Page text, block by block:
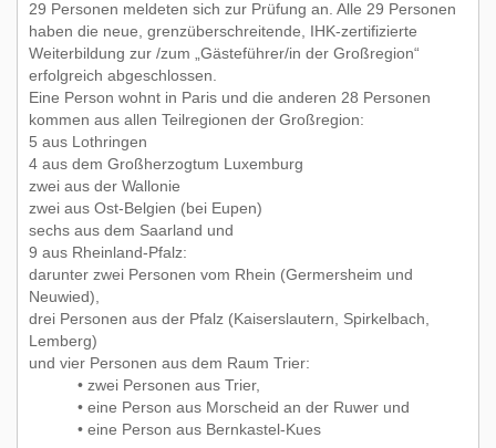
29 Personen meldeten sich zur Prüfung an. Alle 29 Personen
haben die neue, grenzüberschreitende, IHK-zertifizierte
Weiterbildung zur /zum „Gästeführer/in der Großregion“
erfolgreich abgeschlossen.
Eine Person wohnt in Paris und die anderen 28 Personen
kommen aus allen Teilregionen der Großregion:
5 aus Lothringen
4 aus dem Großherzogtum Luxemburg
zwei aus der Wallonie
zwei aus Ost-Belgien (bei Eupen)
sechs aus dem Saarland und
9 aus Rheinland-Pfalz:
darunter zwei Personen vom Rhein (Germersheim und
Neuwied),
drei Personen aus der Pfalz (Kaiserslautern, Spirkelbach,
Lemberg)
und vier Personen aus dem Raum Trier:
• zwei Personen aus Trier,
• eine Person aus Morscheid an der Ruwer und
• eine Person aus Bernkastel-Kues